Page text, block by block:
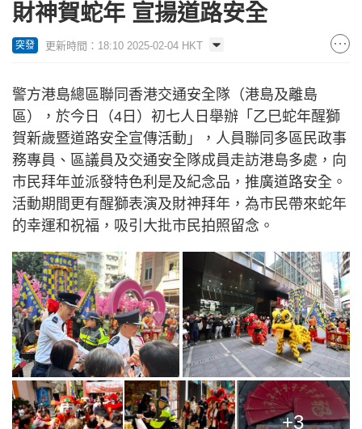
財神賀蛇年 宣揚道路安全
突發 更新時間：18:10 2025-02-04 HKT
警方港島總區聯同香港交通安全隊（港島及離島
區），於今日（4日）初七人日舉辦「乙巳蛇年醒獅
賀新歲暨道路安全宣傳活動」，人員聯同多區民政事
務專員、區議員及交通安全隊成員走訪港島多處，向
市民拜年並派發特色利是及紀念品，推廣道路安全。
活動期間更有醒獅表演及財神拜年，為市民帶來蛇年
的幸運和祝福，吸引大批市民拍照留念。
+3